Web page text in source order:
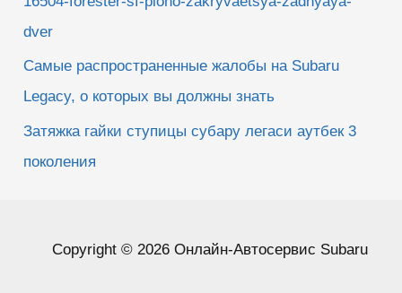
dver
Самые распространенные жалобы на Subaru
Legacy, о которых вы должны знать
Затяжка гайки ступицы субару легаси аутбек 3
поколения
Copyright © 2026 Онлайн-Автосервис Subaru